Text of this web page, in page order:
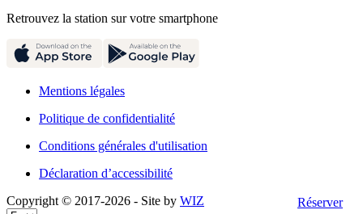
Réserver
Retrouvez la station sur votre smartphone
Mentions légales
Politique de confidentialité
Conditions générales d'utilisation
Déclaration d’accessibilité
Copyright © 2017-2026 - Site by WIZ